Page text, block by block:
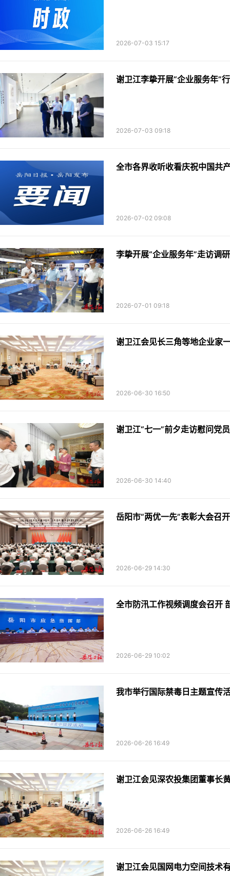
2026-07-03 15:17
谢卫江李挚开展“企业服务年”
2026-07-03 09:18
全市各界收听收看庆祝中国共
2026-07-02 09:08
李挚开展“企业服务年”走访调
2026-07-01 09:18
谢卫江会见长三角等地企业家
2026-06-30 16:50
谢卫江“七一”前夕走访慰问党员
2026-06-30 14:40
岳阳市“两优一先”表彰大会召开
2026-06-29 14:30
全市防汛工作视频调度会召开
2026-06-29 10:02
我市举行国际禁毒日主题宣传
2026-06-26 16:49
谢卫江会见深农投集团董事长
2026-06-26 16:49
谢卫江会见国网电力空间技术